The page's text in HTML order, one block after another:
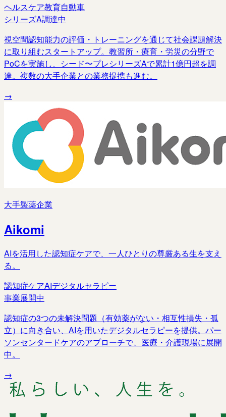
ヘルスケア教育自動車
シリーズA調達中
視空間認知能力の評価・トレーニングを通じて社会課題解決
に取り組むスタートアップ。教習所・療育・労災の分野で
PoCを実施し、シード〜プレシリーズAで累計1億円超を調
達。複数の大手企業との業務提携も進む。
→
大手製薬企業
Aikomi
AIを活用した認知症ケアで、一人ひとりの尊厳ある生を支え
る。
認知症ケアAIデジタルセラピー
事業展開中
認知症の3つの未解決問題（有効薬がない・相互性損失・孤
立）に向き合い、AIを用いたデジタルセラピーを提供。パー
ソンセンタードケアのアプローチで、医療・介護現場に展開
中。
→